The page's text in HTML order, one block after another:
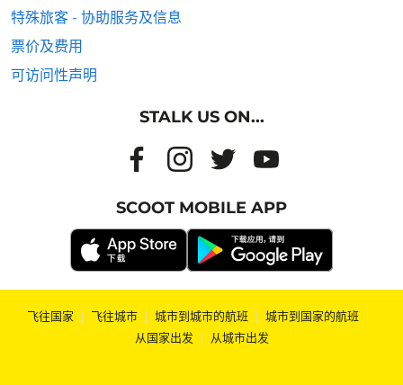
特殊旅客 - 协助服务及信息
票价及费用
可访问性声明
STALK US ON...
SCOOT MOBILE APP
飞往国家 | 飞往城市 | 城市到城市的航班 | 城市到国家的航班 |
从国家出发 | 从城市出发